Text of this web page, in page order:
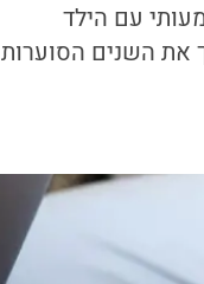
עם הילד
את השנים הסוערות